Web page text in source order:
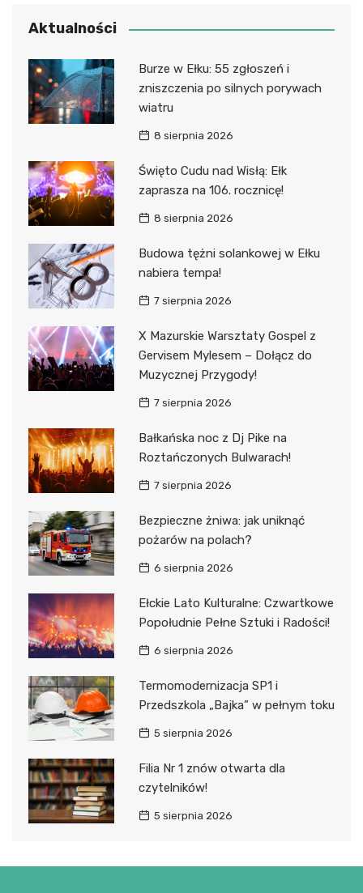
Aktualności
Burze w Ełku: 55 zgłoszeń i
zniszczenia po silnych porywach
wiatru
8 sierpnia 2026
Święto Cudu nad Wisłą: Ełk
zaprasza na 106. rocznicę!
8 sierpnia 2026
Budowa tężni solankowej w Ełku
nabiera tempa!
7 sierpnia 2026
X Mazurskie Warsztaty Gospel z
Gervisem Mylesem – Dołącz do
Muzycznej Przygody!
7 sierpnia 2026
Bałkańska noc z Dj Pike na
Roztańczonych Bulwarach!
7 sierpnia 2026
Bezpieczne żniwa: jak uniknąć
pożarów na polach?
6 sierpnia 2026
Ełckie Lato Kulturalne: Czwartkowe
Popołudnie Pełne Sztuki i Radości!
6 sierpnia 2026
Termomodernizacja SP1 i
Przedszkola „Bajka” w pełnym toku
5 sierpnia 2026
Filia Nr 1 znów otwarta dla
czytelników!
5 sierpnia 2026